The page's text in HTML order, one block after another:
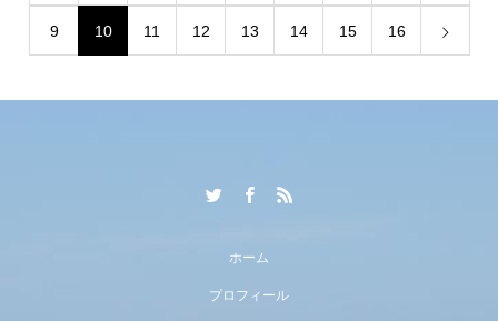
9 10 11 12 13 14 15 16
ホーム
プロフィール